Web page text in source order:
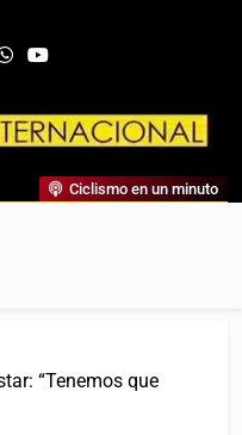
Entrevistas, Análisis,
Ciclista De Referencia.
Ciclismo en un minuto
“Tenemos que